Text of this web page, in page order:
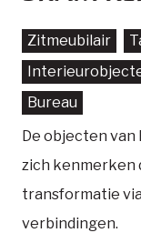
Zitmeubilair
Bureau
De objecten van
zich kenmerken
transformatie
verbindingen.